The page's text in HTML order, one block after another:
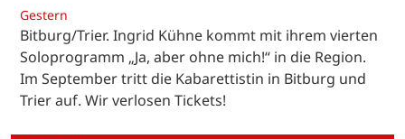
Gestern
Bitburg/Trier. Ingrid Kühne kommt mit ihrem vierten
Soloprogramm „Ja, aber ohne mich!“ in die Region.
Im September tritt die Kabarettistin in Bitburg und
Trier auf. Wir verlosen Tickets!